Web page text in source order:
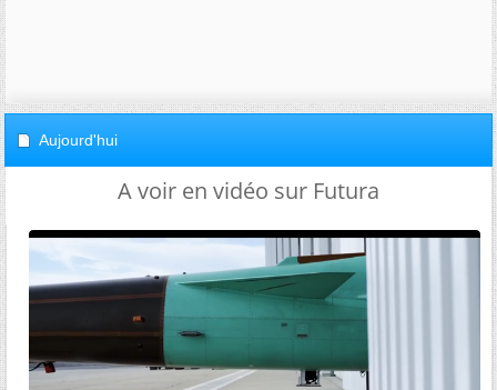
Aujourd'hui
A voir en vidéo sur Futura